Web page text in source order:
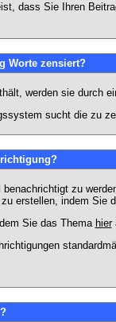
dass Sie Ihren
Worte zensiert?
werden sie durch
sucht die zu
zu
erstellen, indem Sie
Sie das Thema hier